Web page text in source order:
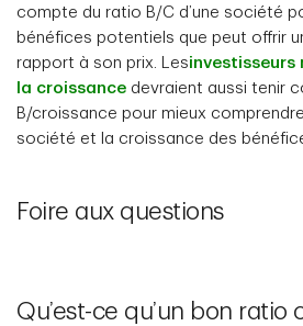
compte du ratio B/C d’une société
bénéfices potentiels que peut offrir
rapport à son prix. Lesinvestisseurs
la croissance devraient aussi tenir
B/croissance pour mieux comprendre
société et la croissance des
Foire aux questions
Qu’est-ce qu’un bon